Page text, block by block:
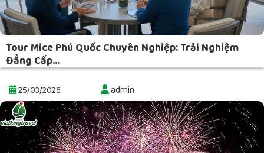
Tour Mice Phú Quốc Chuyên Nghiệp: Trải Nghiệm
Đẳng Cấp...
25/03/2026 admin